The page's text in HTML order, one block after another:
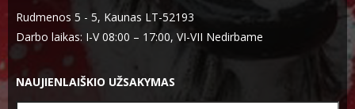
Rudmenos 5 - 5, Kaunas LT-52193
Darbo laikas: I-V 08:00 – 17:00, VI-VII Nedirbame
NAUJIENLAIŠKIO UŽSAKYMAS